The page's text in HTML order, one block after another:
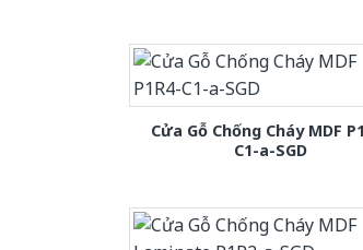
Cửa Gỗ Chống Cháy MDF
C1-a-SGD